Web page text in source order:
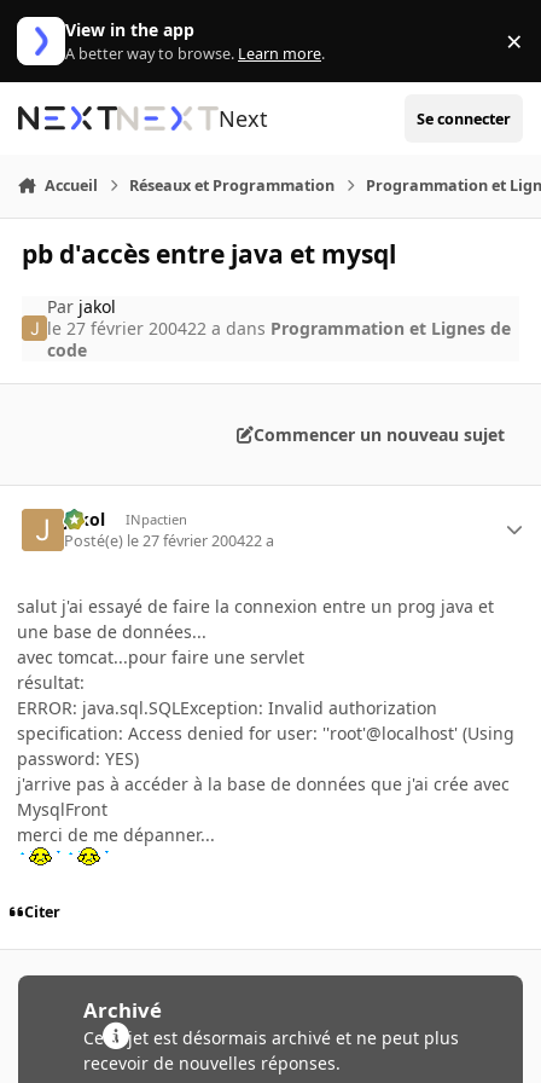
Aller au contenu
View in the app
A better way to browse. Learn more. ×
Next Se connecter
Accueil Réseaux et Programmation Programmation et
pb d'accès entre java et mysql
Par jakol
le 27 février 200422 a dans Programmation et Lignes de
code
Commencer un nouveau sujet
jakol INpactien
Posté(e) le 27 février 200422 a
salut j'ai essayé de faire la connexion entre un prog java et
une base de données...
avec tomcat...pour faire une servlet
résultat:
ERROR: java.sql.SQLException: Invalid authorization
specification: Access denied for user: ''root'@localhost' (Using
password: YES)
j'arrive pas à accéder à la base de données que j'ai crée avec
MysqlFront
merci de me dépanner...
Citer
Archivé
Ce sujet est désormais archivé et ne peut plus
recevoir de nouvelles réponses.